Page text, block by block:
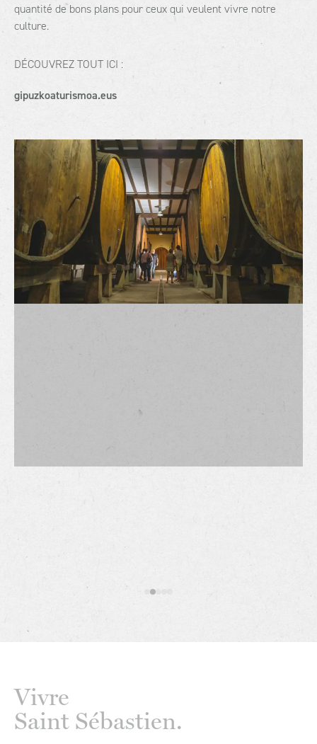
quantité de bons plans pour ceux qui veulent vivre notre
culture.
DÉCOUVREZ TOUT ICI :
gipuzkoaturismoa.eus
Vivre
Saint Sébastien.